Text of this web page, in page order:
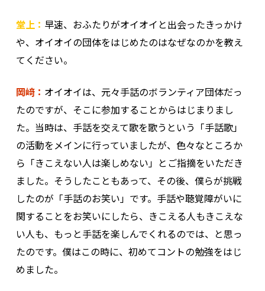
堂上： 早速、おふたりがオイオイと出会ったきっかけ
や、オイオイの団体をはじめたのはなぜなのかを教え
てください。
岡﨑： オイオイは、元々手話のボランティア団体だっ
たのですが、そこに参加することからはじまりまし
た。当時は、手話を交えて歌を歌うという「手話歌」
の活動をメインに行っていましたが、色々なところか
ら「きこえない人は楽しめない」とご指摘をいただき
ました。そうしたこともあって、その後、僕らが挑戦
したのが「手話のお笑い」です。手話や聴覚障がいに
関することをお笑いにしたら、きこえる人もきこえな
い人も、もっと手話を楽しんでくれるのでは、と思っ
たのです。僕はこの時に、初めてコントの勉強をはじ
めました。